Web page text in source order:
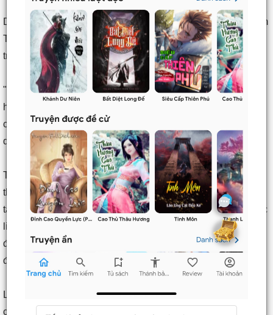
Dược Hoành tức giận không thôi, hắn giận dữ hét lên: "Thẩm
Tường, ngươi đến cùng là dùng yêu thuật gì tới khống chế
trưởng lão Dược gia chúng ta!"
"Thẩm Tường ngươi giết chết thiên tài vô song có một không
hai của Dược gia chúng ta, bây giờ còn bôi nhọ thanh danh
của Dược gia chúng ta, Dược gia chúng ta nhất định phải
diệt trì Thẩm gia ngươi!"
Thẩm Tường cười lạnh vài tiếng, nói ra: "Dược Thiên Hoa là
thiên tài vô song có một không hai? Vậy vì sao hắn lại thua
ta? Còn nữa, một mình ta làm việc này, tại sao ngươi lại nhấc
liên quan tới Thẩm gia? Xem ra Dược gia các ngươi thật
đúng là lo lắng Thẩm gia chúng ta làm ảnh hướng tới làm ăn
đan dược của các ngươi."
Lúc này, trong quảng trường đã có rất nhiều người thi nhau
chửi mắng Dược gia, Đan Vương các khai trương thi bị phá,